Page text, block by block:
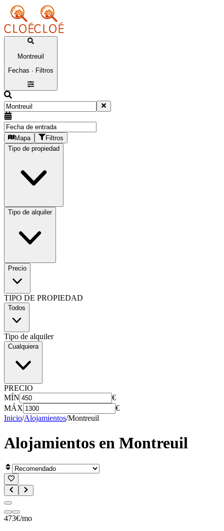
Montreuil
Fechas · Filtros
Mapa
Filtros
Tipo de propiedad
Tipo de alquiler
Precio
TIPO DE PROPIEDAD
Todos
Tipo de alquiler
Cualquiera
PRECIO
MÍN
€
MÁX
€
Inicio/Alojamientos/Montreuil
Alojamientos en Montreuil
473€/mo